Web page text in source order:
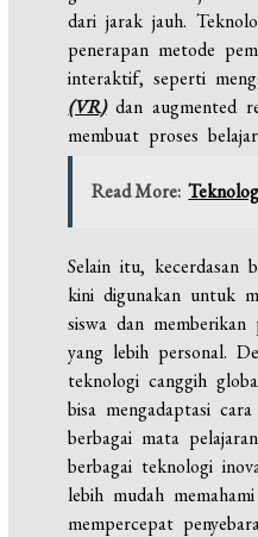
dari jarak jauh.
penerapan metode
interaktif, seperti
(VR)dan augmented
membuat proses
Read More:
Selain itu, kecerdasan
kini digunakan untuk
siswa dan memberikan
yang lebih personal.
teknologi canggih
bisa mengadaptasi
berbagai mata
berbagai teknologi
lebih mudah
mempercepat